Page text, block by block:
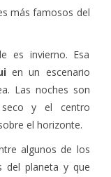
más famosos del
es invierno. Esa
en un escenario
Las noches son
seco y el centro
el horizonte.
algunos de los
del planeta y que